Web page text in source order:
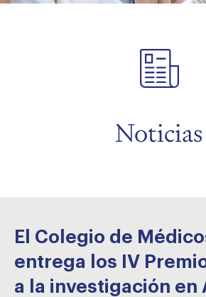
Noticias
El Colegio de
entrega los IV
a la investigación en